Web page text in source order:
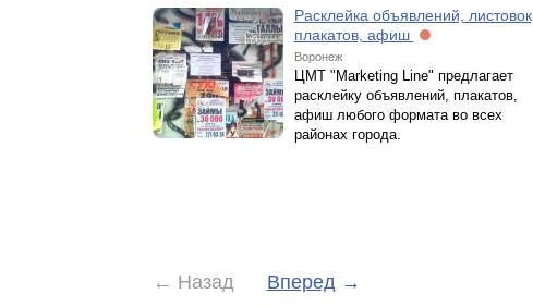
Расклейка объявлений, листовок,
плакатов, афиш
Воронеж
ЦМТ "Marketing Line" предлагает
расклейку объявлений, плакатов,
афиш любого формата во всех
районах города.
← Назад Вперед→